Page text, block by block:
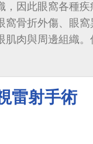
，因此眼窩各種
窩骨折外傷、眼
肌肉與周邊組織
雷射手術